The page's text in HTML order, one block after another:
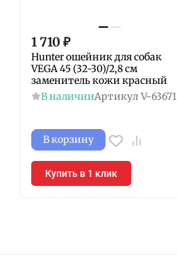
1 710 ₽
Hunter ошейник для собак
VEGA 45 (32-30)/2,8 см
заменитель кожи красный
В наличииАртикул V-63671
В корзину
Купить в 1 клик